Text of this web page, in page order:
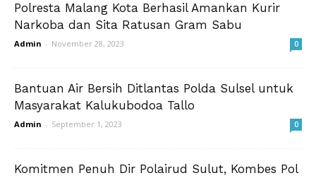
Polresta Malang Kota Berhasil Amankan Kurir
Narkoba dan Sita Ratusan Gram Sabu
Admin - November 28, 2023 0
Bantuan Air Bersih Ditlantas Polda Sulsel untuk
Masyarakat Kalukubodoa Tallo
Admin - September 1, 2023 0
Komitmen Penuh Dir Polairud Sulut, Kombes Pol